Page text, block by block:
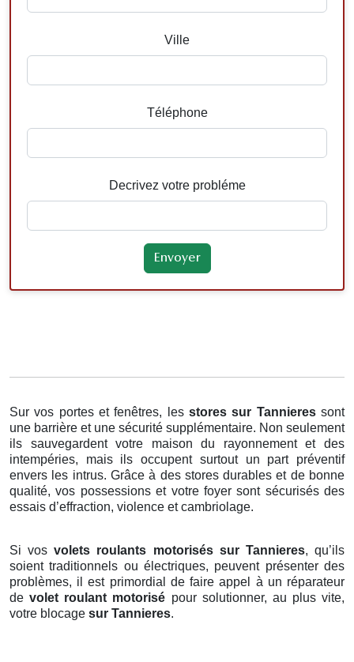
Ville
Téléphone
Decrivez votre probléme
Sur vos portes et fenêtres, les stores sur Tannieressont
une barrière et une sécurité supplémentaire. Non seulement
ils sauvegardent votre maison du rayonnement et des
intempéries, mais ils occupent surtout un part préventif
envers les intrus. Grâce à des stores durables et de bonne
qualité, vos possessions et votre foyer sont sécurisés des
essais d’effraction, violence et cambriolage.
Si vosvolets roulants motorisés sur Tannieres, qu’ils
soient traditionnels ou électriques, peuvent présenter des
problèmes, il est primordial de faire appel à un réparateur
devolet roulant motorisé pour solutionner, au plus vite,
votre blocage sur Tannieres.